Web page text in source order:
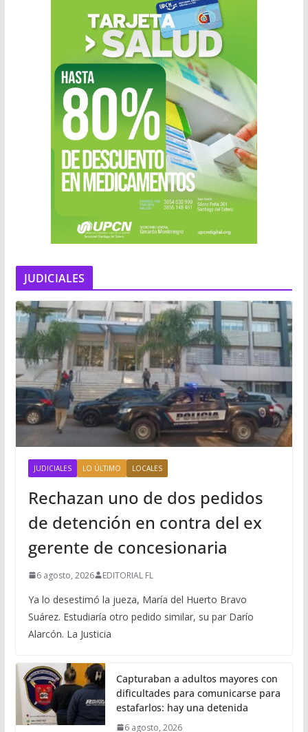
JUDICIALES
JUDICIALES LO ÚLTIMO LOCALES
Rechazan uno de dos pedidos
de detención en contra del ex
gerente de concesionaria
6 agosto, 2026 EDITORIAL FL
Ya lo desestimó la jueza, María del Huerto Bravo
Suárez. Estudiaría otro pedido similar, su par Darío
Alarcón. La Justicia
Capturaban a adultos mayores con
dificultades para comunicarse para
estafarlos: hay una detenida
6 agosto, 2026